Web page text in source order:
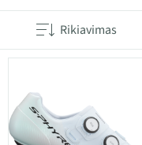
Rikiavimas